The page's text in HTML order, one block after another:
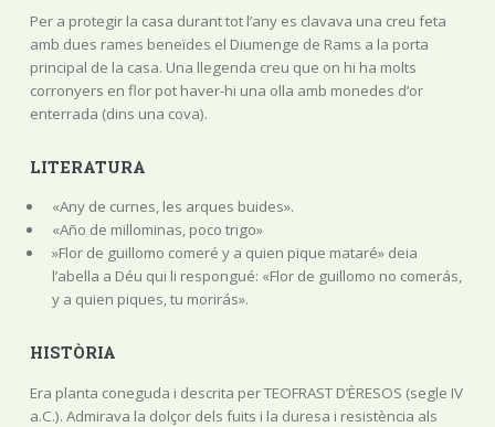
Per a protegir la casa durant tot l’any es clavava una creu feta
amb dues rames beneïdes el Diumenge de Rams a la porta
principal de la casa. Una llegenda creu que on hi ha molts
corronyers en flor pot haver-hi una olla amb monedes d’or
enterrada (dins una cova).
LITERATURA
«Any de curnes, les arques buides».
«Año de millominas, poco trigo»
»Flor de guillomo comeré y a quien pique mataré» deia
l’abella a Déu qui li respongué: «Flor de guillomo no comerás,
y a quien piques, tu morirás».
HISTÒRIA
Era planta coneguda i descrita per TEOFRAST D’ÈRESOS (segle IV
a.C.). Admirava la dolçor dels fuits i la duresa i resistència als